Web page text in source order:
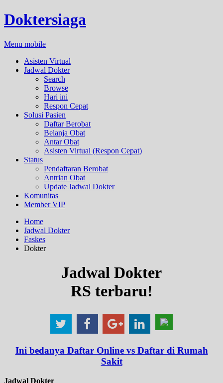
Doktersiaga
Menu mobile
Asisten Virtual
Jadwal Dokter
Search
Browse
Hari ini
Respon Cepat
Solusi Pasien
Daftar Berobat
Belanja Obat
Antar Obat
Asisten Virtual (Respon Cepat)
Status
Pendaftaran Berobat
Antrian Obat
Update Jadwal Dokter
Komunitas
Member VIP
Home
Jadwal Dokter
Faskes
Dokter
Jadwal Dokter
RS terbaru!
Ini bedanya Daftar Online vs Daftar di Rumah
Sakit
Jadwal Dokter